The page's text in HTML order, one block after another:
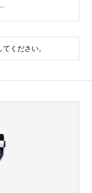
てください。